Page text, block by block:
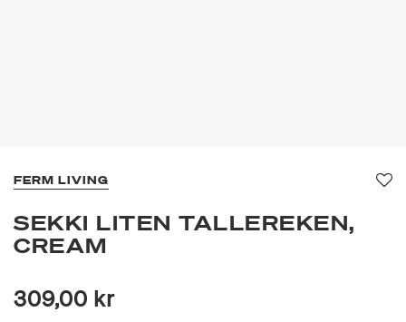
FERM LIVING
SEKKI LITEN TALLEREKEN,
CREAM
309,00 kr